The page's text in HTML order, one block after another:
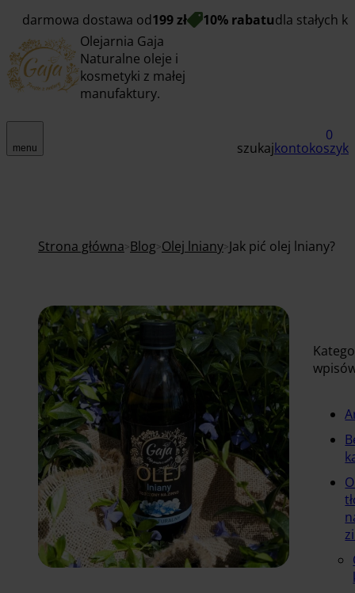
darmowa dostawa od199 zł 10% rabatudla stałych
Olejarnia Gaja
Naturalne oleje i
kosmetyki z małej
manufaktury.
menu szukajkonto
0
koszyk
Strona główna Blog Olej lniany Jak pić olej lniany?